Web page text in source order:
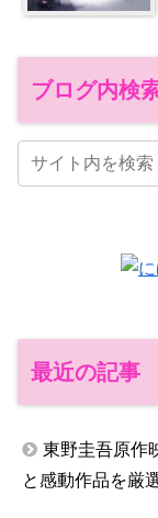
ブログ内検
最近の記事
東野圭吾原作
と感動作品を厳